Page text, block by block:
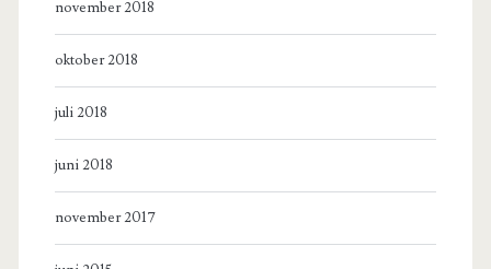
november 2018
oktober 2018
juli 2018
juni 2018
november 2017